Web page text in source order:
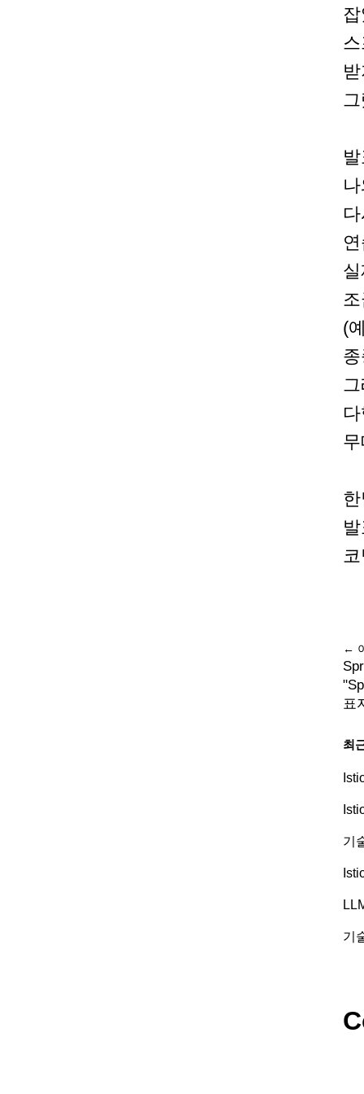
(
←
표
최
기
기